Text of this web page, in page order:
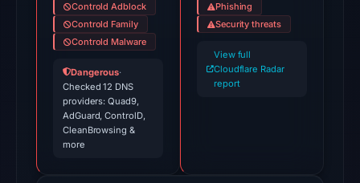
26,
2026
at
flagged
Controld Adblock
Controld Family
Controld Malware
Dangerous·
Checked 12 DNS
providers: Quad9,
AdGuard, ControlD,
CleanBrowsing &
more
Phishing
Security threats
View full
Cloudflare Radar
report